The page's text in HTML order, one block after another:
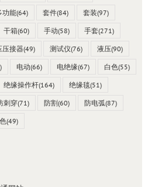
功能(64) 套件(84) 套装(97)
干箱(60) 手动(58) 手套(271)
压接器(49) 测试仪(76) 液压(90)
电动(66) 电绝缘(67) 白色(55)
绝缘操作杆(164) 绝缘毯(51)
刺穿(71) 防割(60) 防电弧(87)
(49)